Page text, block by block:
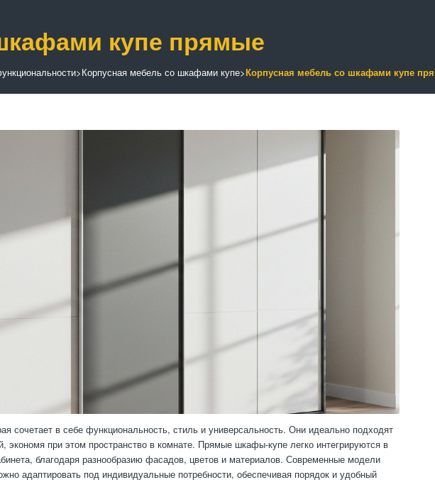
купе прямые
>Корпусная мебель со шкафами купе>Корпусная мебель со шкафами купе
сочетает в себе функциональность, стиль и универсальность. Они идеально подходят
при этом пространство в комнате. Прямые шкафы-купе легко интегрируются в
благодаря разнообразию фасадов, цветов и материалов. Современные модели
адаптировать под индивидуальные потребности, обеспечивая порядок и удобный